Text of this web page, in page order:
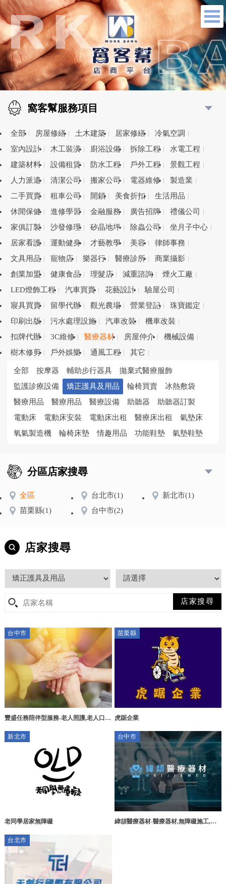
窩客幫服務項目
全部 房屋修繕 土木建築 居家修繕
冷氣空調
室內設計
木工裝潢 廚浴設備 拆除工程
水電工程
建築材料
設備租賃 防水工程 戶外工程
景觀工程
人力派遣
清潔公司 搬家公司 電器維修
製造業
二手買賣
租車公司 開鎖 美食折扣
生活用品
休閒保健
進修學習 金融服務 廣告招牌
禮儀公司
家俱訂製
沙發修理 矽晶地坪 除蟲公司
坐月子中心
居家看護
運動健身 才藝教學 美容
律師事務
文具用品
寵物店 樂器行 醫療診所
商業攝影
創業加盟
健康食品 理髮店 減重諮詢
煙火工廠
LED燈飾工程
汽車買賣 花藝設計
驗屋公司
寢具買賣
留學代辦 觀光農場 營業登記
珠寶鑑定
印刷出版
污水處理設施 汽車改裝
機車改裝
扣牌代辦
3C維修 醫療器材 房屋仲介
機械設備
樹木修剪
戶外娛樂 通風工程 其它
全部 按摩器 輔助步行器具
拋棄式醫療服飾
監護診療設備
矯正護具及用品 輪椅買賣
冰熱敷袋
醫療用品
醫療用品 醫療設備 助聽器
助聽器訂製
電動床
電動床安裝 電動床出租 醫療床出租
氣墊床
氧氣製造機
輪椅床墊 情趣用品 功能鞋墊 氣墊鞋墊
分區店家搜尋
全區 台北市(1) 新北市(1)
苗栗縣(1) 台中市(2)
店家搜尋
台中市
豐盛任務陪伴型服務-老人照護,老人口腔
苗栗縣
虎踞企業
新北市
老同學居家無障礙
台中市
緯頡醫療器材-醫療器材,無障礙施工,醫
台北市